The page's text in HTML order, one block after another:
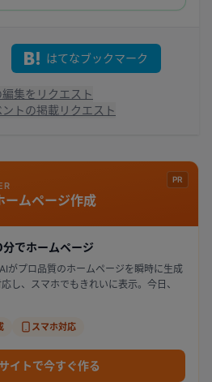
はてなブックマーク
集をリクエスト
トの掲載リクエスト
PR
ームページ作成
でホームページ
がプロ品質のホームページを瞬時に生成
し、スマホでもきれいに表示。今日、
スマホ対応
イトで今すぐ作る